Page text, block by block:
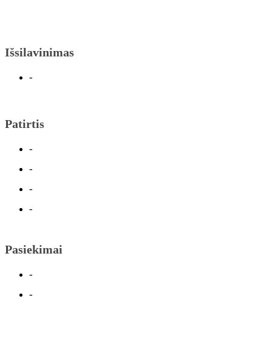
Išsilavinimas
-
Patirtis
-
-
-
-
Pasiekimai
-
-